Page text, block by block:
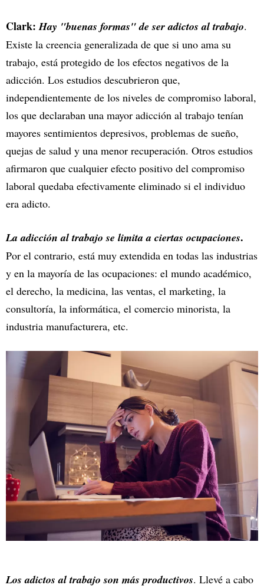
Clark:Hay "buenas formas" de ser adictos al trabajo.
Existe la creencia generalizada de que si uno ama su
trabajo, está protegido de los efectos negativos de la
adicción. Los estudios descubrieron que,
independientemente de los niveles de compromiso laboral,
los que declaraban una mayor adicción al trabajo tenían
mayores sentimientos depresivos, problemas de sueño,
quejas de salud y una menor recuperación. Otros estudios
afirmaron que cualquier efecto positivo del compromiso
laboral quedaba efectivamente eliminado si el individuo
era adicto.
La adicción al trabajo se limita a ciertas ocupaciones.
Por el contrario, está muy extendida en todas las industrias
y en la mayoría de las ocupaciones: el mundo académico,
el derecho, la medicina, las ventas, el marketing, la
consultoría, la informática, el comercio minorista, la
industria manufacturera, etc.
Los adictos al trabajo son más productivos. Llevé a cabo